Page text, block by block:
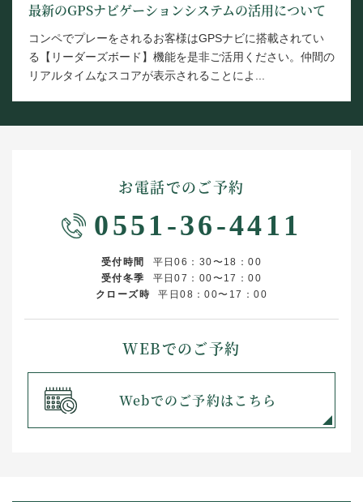
最新のGPSナビゲーションシステムの活用について
コンペでプレーをされるお客様はGPSナビに搭載されてい
る【リーダーズボード】機能を是非ご活用ください。仲間の
リアルタイムなスコアが表示されることによ...
お電話でのご予約
0551-36-4411
受付時間
平日06：30〜18：00
受付冬季
平日07：00〜17：00
クローズ時
平日08：00〜17：00
WEBでのご予約
Webでのご予約はこちら